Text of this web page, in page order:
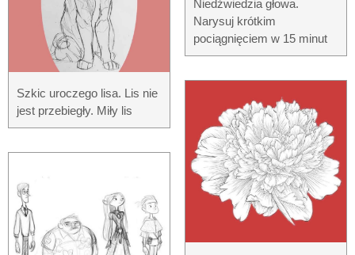
Szkic uroczego lisa. Lis nie
jest przebiegły. Miły lis
Niedźwiedzia głowa.
Narysuj krótkim
pociągnięciem w 15 minut